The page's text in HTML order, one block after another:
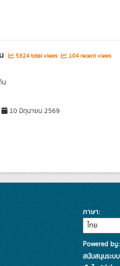
5324 total views 104 recent views
น
10 มิถุนายน 2569
ภาษา
Powered by:
สนับสนุนระบ